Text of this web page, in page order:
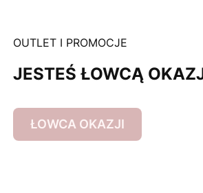
OUTLET I PROMOCJE
JESTEŚ ŁOWCĄ
ŁOWCA OKAZJI